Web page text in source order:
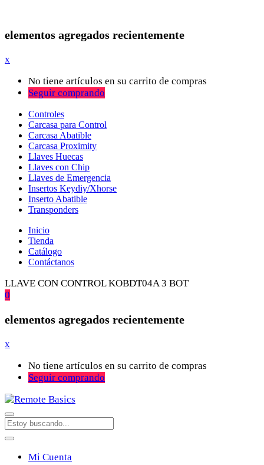
elementos agregados recientemente
x
No tiene artículos en su carrito de compras
Seguir comprando
Controles
Carcasa para Control
Carcasa Abatible
Carcasa Proximity
Llaves Huecas
Llaves con Chip
Llaves de Emergencia
Insertos Keydiy/Xhorse
Inserto Abatible
Transponders
Inicio
Tienda
Catálogo
Contáctanos
LLAVE CON CONTROL KOBDT04A 3 BOT
0
elementos agregados recientemente
x
No tiene artículos en su carrito de compras
Seguir comprando
Mi Cuenta